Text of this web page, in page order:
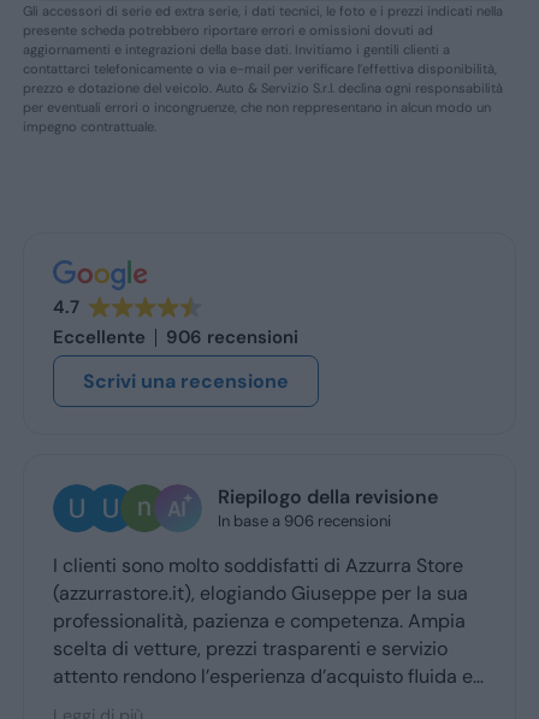
Gli accessori di serie ed extra serie, i dati tecnici, le foto e i prezzi indicati nella
presente scheda potrebbero riportare errori e omissioni dovuti ad
aggiornamenti e integrazioni della base dati. Invitiamo i gentili clienti a
contattarci telefonicamente o via e-mail per verificare l’effettiva disponibilità,
prezzo e dotazione del veicolo. Auto & Servizio S.r.l. declina ogni responsabilità
per eventuali errori o incongruenze, che non reppresentano in alcun modo un
impegno contrattuale.
4.7
Eccellente
906 recensioni
Scrivi una recensione
Riepilogo della revisione
In base a 906 recensioni
soddisfatti di Azzurra Store
Giuseppe per la sua
e competenza. Ampia
trasparenti e servizio
d’acquisto fluida e
parte degli utenti.
Ugo
Ottima esperienza
Giuseppe mi ha
ritiro a quello della